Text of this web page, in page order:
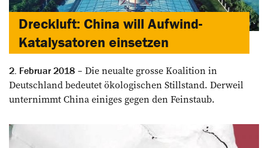
Dreckluft: China will Aufwind-
Katalysatoren einsetzen
2. Februar 2018
Die neualte grosse Koalition in
Deutschland bedeutet ökologischen Stillstand. Derweil
unternimmt China einiges gegen den Feinstaub.